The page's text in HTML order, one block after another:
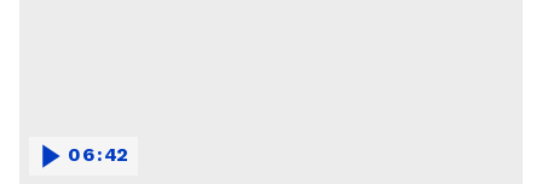
06:42